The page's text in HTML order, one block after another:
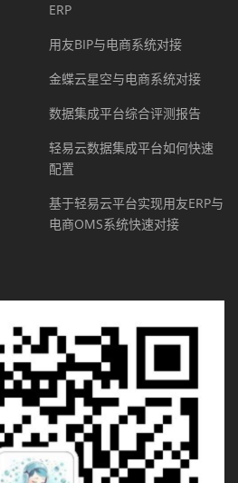
ERP
用友BIP与电商系统对接
金蝶云星空与电商系统对接
数据集成平台综合评测报告
轻易云数据集成平台如何快速
配置
基于轻易云平台实现用友ERP与
电商OMS系统快速对接